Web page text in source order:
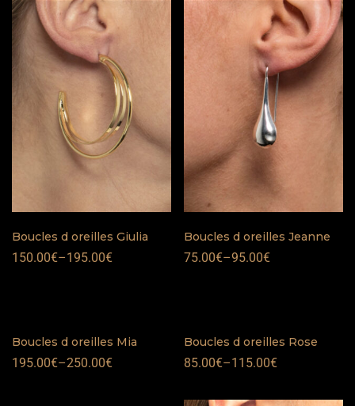
Boucles d oreilles Giulia
150.00€–195.00€
Boucles d oreilles Jeanne
75.00€–95.00€
Boucles d oreilles Mia
195.00€–250.00€
Boucles d oreilles Rose
85.00€–115.00€